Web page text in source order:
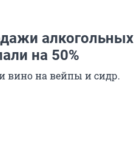
алкогольных
на 50%
вино на вейпы и сидр.